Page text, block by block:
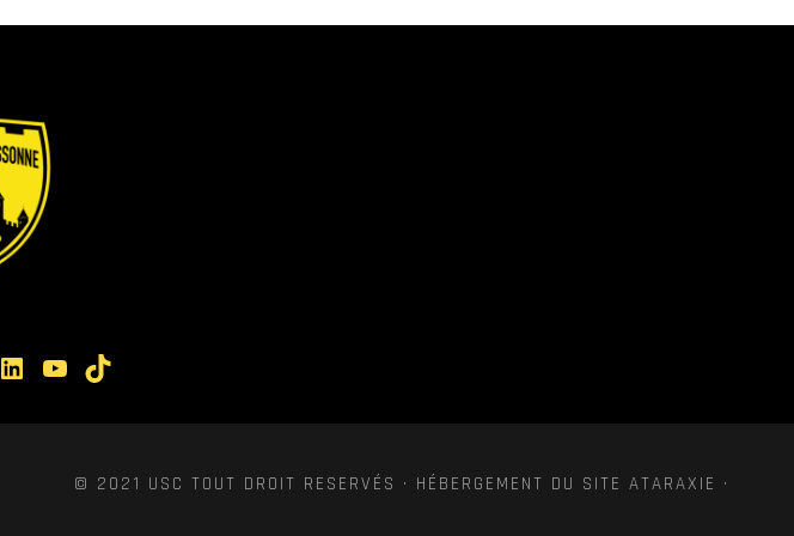
LinkedIn YouTube TikTok
© 2021 USC TOUT DROIT RESERVÉS · HÉBERGEMENT DU SITE ATARAXIE ·